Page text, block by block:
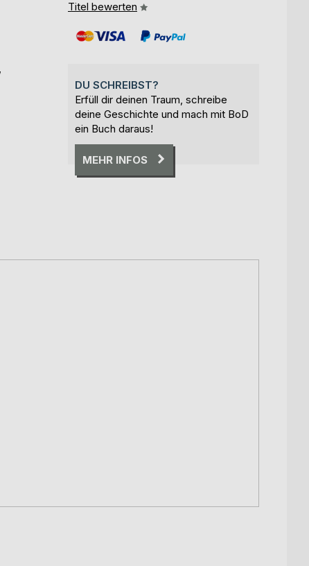
Titel bewerten
DU SCHREIBST?
Erfüll dir deinen Traum, schreibe
deine Geschichte und mach mit BoD
ein Buch daraus!
MEHR INFOS